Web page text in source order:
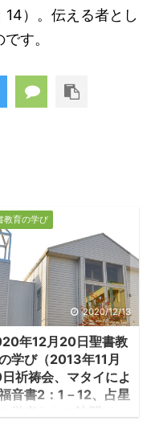
14）。伝える者とし
す。
教育の学び
2020/12/13
年12月20日聖書教
学び（2013年11月
祈祷会、マタイによ
音書2：1－12、占星